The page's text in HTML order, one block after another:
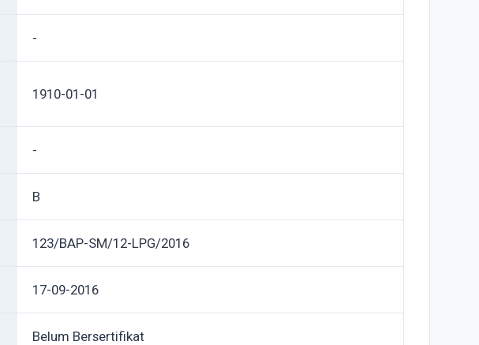
-
1910-01-01
-
B
123/BAP-SM/12-LPG/2016
17-09-2016
Belum Bersertifikat